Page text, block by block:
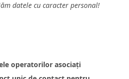
datele cu caracter personal!
operatorilor asociați